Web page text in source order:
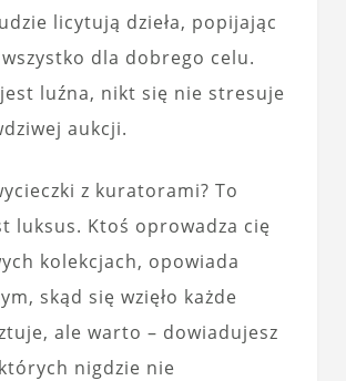
licytują dzieła, popijając
dla dobrego celu.
luźna, nikt się nie stresuje
aukcji.
z kuratorami? To
luksus. Ktoś oprowadza cię
kolekcjach, opowiada
skąd się wzięło każde
ale warto – dowiadujesz
nigdzie nie